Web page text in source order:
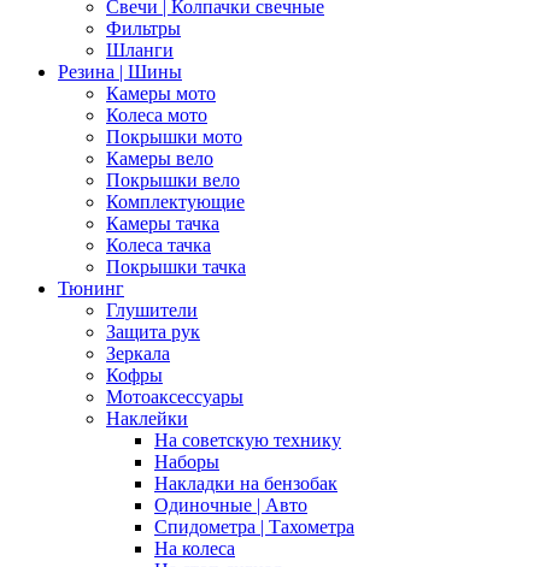
Свечи | Колпачки свечные
Фильтры
Шланги
Резина | Шины
Камеры мото
Колеса мото
Покрышки мото
Камеры вело
Покрышки вело
Комплектующие
Камеры тачка
Колеса тачка
Покрышки тачка
Тюнинг
Глушители
Защита рук
Зеркала
Кофры
Мотоаксессуары
Наклейки
На советскую технику
Наборы
Накладки на бензобак
Одиночные | Авто
Спидометра | Тахометра
На колеса